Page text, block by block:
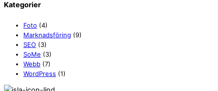
Kategorier
Foto (4)
Marknadsföring (9)
SEO (3)
SoMe (3)
Webb (7)
WordPress (1)